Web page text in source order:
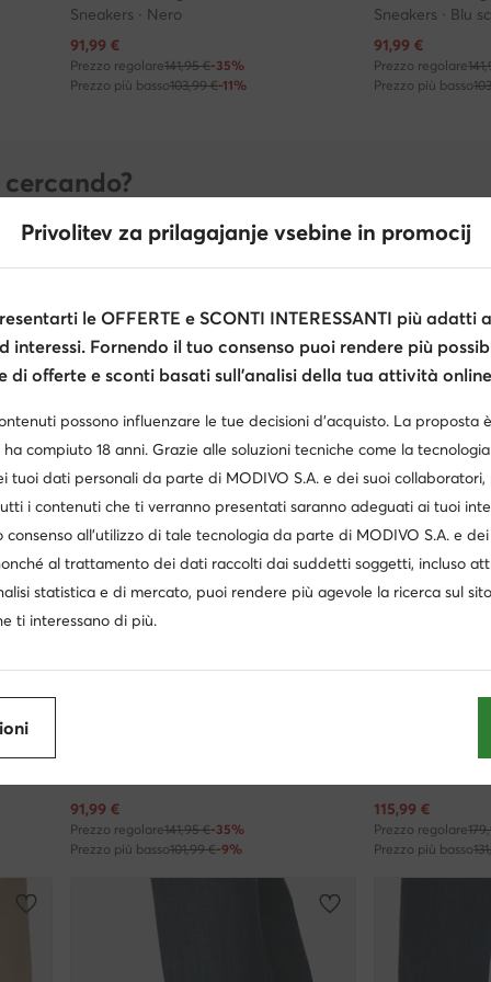
Sneakers · Nero
Prezzo attuale
91,99 €
Prezzo regolare141,95 €-35%
Prezzo più basso103,99 €-11%
Sneakers · Blu
Prezzo attuale
91,99 €
Prezzo regolare
Prezzo più basso
nella taglia selezionata.
43 44 45 46
Prezzo attuale
91,99 €
Prezzo regolare141,95 €-35%
Prezzo più basso101,99 €-9%
Armani
Prezzo attuale
115,99 €
Prezzo regolare
Prezzo più basso
Privolitev za prilagajanje vsebine in promocij
le OFFERTE e SCONTI INTERESSANTI più adatti
interessi. Fornendo il tuo consenso puoi rendere più
di offerte e sconti basati sull’analisi della tua attività
possono influenzare le tue decisioni d’acquisto. La proposta
compiuto 18 anni. Grazie alle soluzioni tecniche come la
tuoi dati personali da parte di MODIVO S.A. e dei suoi collaboratori,
i contenuti che ti verranno presentati saranno adeguati ai tuoi
consenso all’utilizzo di tale tecnologia da parte di MODIVO S.A. e
al trattamento dei dati raccolti dai suddetti soggetti, incluso
statistica e di mercato, puoi rendere più agevole la ricerca sul
ti interessano di più.